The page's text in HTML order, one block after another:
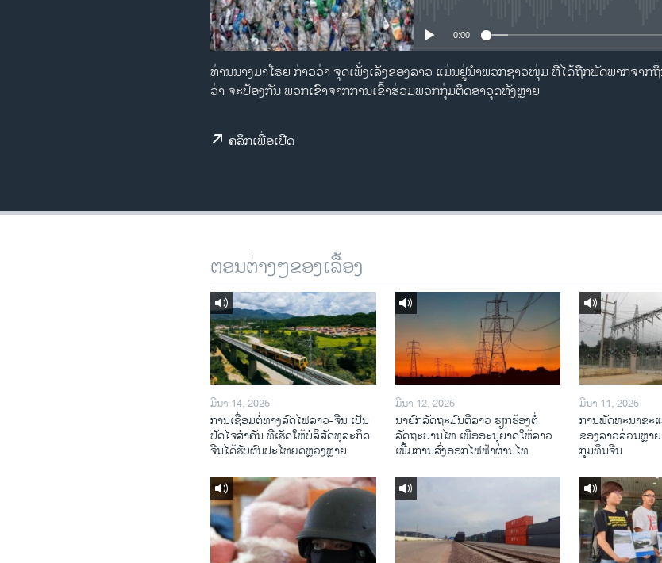
0:00
ທ່ານນາງມາໂຣຍ ກ່າວວ່າ ຈຸດເພັ່ງເລັງຂອງລາວ ແມ່ນຢູ່ນຳພວກຊາວໜຸ່ມ ທີ່ໄດ້ຖືກພັດພາກຈາກ
ວ່າ ຈະປ້ອງກັນ ພວກເຂົາຈາກການເຂົ້າຮ່ວມພວກກຸ່ມຕິດອາວຸດທັງຫຼາຍ
ຄລິກເພື່ອເປີດ
ຕອນຕ່າງໆຂອງເລື້ອງ
ມີນາ 14, 2025
ການເຊື່ອມຕໍ່ທາງລົດໄຟລາວ-ຈີນ ເປັນ
ປັດໄຈສໍາຄັນ ທີ່ເຮັດໃຫ້ບໍລິສັດທຸລະກິດ
ຈີນໄດ້ຮັບຜົນປະໂຫຍດຫຼວງຫຼາຍ
ມີນາ 12, 2025
ນາຍົກລັດຖະມົນຕີລາວ ຮຽກຮ້ອງຕໍ່
ລັດຖະບານໄທ ເພື່ອອະນຸຍາດໃຫ້ລາວ
ເພີ້ມການສົ່ງອອກໄຟຟ້າຜ່ານໄທ
ມີນາ 11, 2025
ການພັດທະນາຂະ
ຂອງລາວສ່ວນຫຼາ
ກຸ່ມທຶນຈີນ